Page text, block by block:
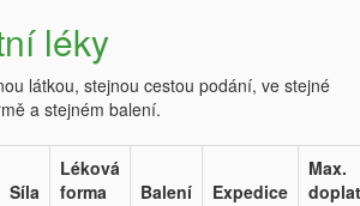
léky
látkou, stejnou cestou podání, ve stejné
a stejném balení.
Síla
Léková
forma
Balení Expedice
Max.